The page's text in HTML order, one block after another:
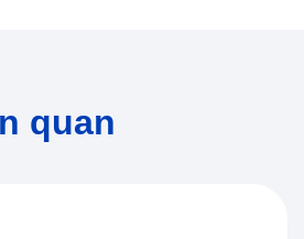
quan